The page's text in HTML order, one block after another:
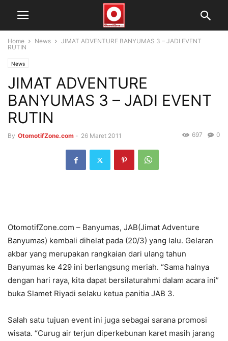
Home News
JIMAT ADVENTURE BANYUMAS 3 – JADI EVENT
RUTIN
News
JIMAT ADVENTURE
BANYUMAS 3 – JADI EVENT
RUTIN
By OtomotifZone.com - 26 Maret 2011 0
697
OtomotifZone.com – Banyumas, JAB(Jimat Adventure
Banyumas) kembali dihelat pada (20/3) yang lalu. Gelaran
akbar yang merupakan rangkaian dari ulang tahun
Banyumas ke 429 ini berlangsung meriah. “Sama halnya
dengan hari raya, kita dapat bersilaturahmi dalam acara ini”
buka Slamet Riyadi selaku ketua panitia JAB 3.
Salah satu tujuan event ini juga sebagai sarana promosi
wisata. “Curug air terjun diperkebunan karet masih jarang